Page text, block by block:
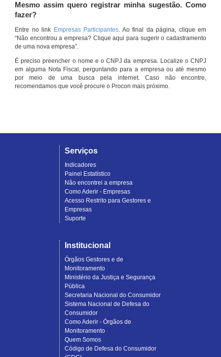
Mesmo assim quero registrar minha sugestão. Como
fazer?
Entre no link Empresas Participantes. Ao final da página, clique em
“Não encontrou a empresa? Clique aqui para sugerir o cadastramento
de uma nova empresa”.
É preciso preencher o nome e o CNPJ da empresa. Localize o CNPJ
em alguma Nota Fiscal, perguntando para a empresa ou até mesmo
por meio de uma busca pela internet. Caso não encontre,
recomendamos que você procure o Procon mais próximo.
Serviços
Indicadores
Painel Estatístico
Não encontrei a empresa
Como Aderir - Empresas
Acesso Restrito para Gestores e
Empresas
Suporte
Institucional
Órgãos Gestores e de
Monitoramento
Ministério da Justiça e Segurança
Pública
Secretaria Nacional do Consumidor
Sistema Nacional de Defesa do
Consumidor
Como Aderir - Órgãos de
Monitoramento
Quem Somos
Código de Defesa do Consumidor